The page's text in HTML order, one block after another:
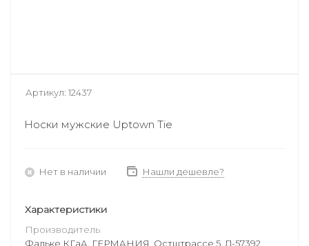
Артикул: 12437
Носки мужские Uptown Tie
Нет в наличии Нашли дешевле?
Характеристики
Производитель
Фальке КГаА, ГЕРМАНИЯ, Остштрассе 5, Д-57392,